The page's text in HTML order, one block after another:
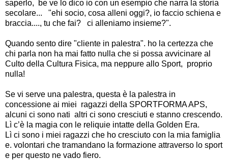
saperlo,  be ve lo dico io con un esempio che narra la storia
secolare...   "ehi socio, cosa alleni oggi?, io faccio schiena e
braccia...., tu che fai?   ci alleniamo insieme?".
Quando sento dire "cliente in palestra". ho la certezza che
chi parla non ha mai fatto nulla che si possa avvicinare al
Culto della Cultura Fisica, ma neppure allo Sport,  proprio
nulla!
Se vi serve una palestra, questa è la palestra in
concessione ai miei  ragazzi della SPORTFORMA APS,
Lì c’è la magia con le reliquie intatte della Golden Era.
Lì ci sono i miei ragazzi che ho cresciuto con la mia famiglia
e. volontari che tramandano la formazione attraverso lo sport
e per questo ne vado fiero.